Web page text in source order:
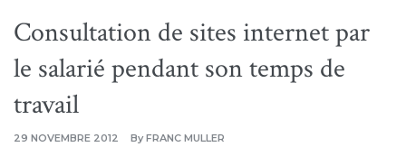
Consultation de sites internet par
le salarié pendant son temps de
travail
29 NOVEMBRE 2012 By FRANC MULLER